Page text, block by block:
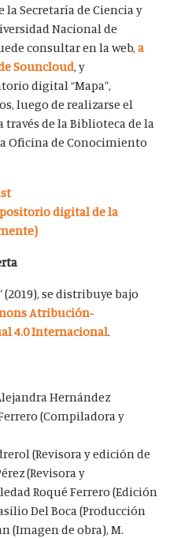
Secretaría de Ciencia y
Nacional de
consultar en la web,a
Souncloud, y
digital “Mapa”,
luego de realizarse el
de la Biblioteca de la
Oficina de Conocimiento
digital de la
(2019), se distribuye bajo
Atribución-
4.0 Internacional.
Hernández
(Compiladora y
(Revisora y edición de
(Revisora y
Roqué Ferrero (Edición
Del Boca (Producción
(Imagen de obra), M.